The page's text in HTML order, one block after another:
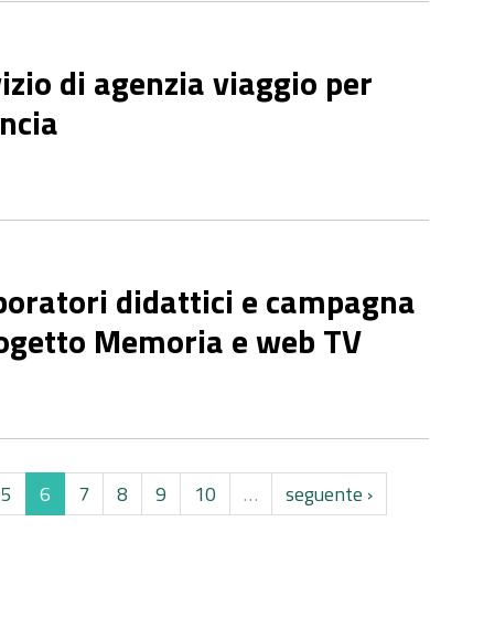
di agenzia viaggio per
didattici e campagna
Memoria e web TV
5 6 7 8 9 10 … seguente ›